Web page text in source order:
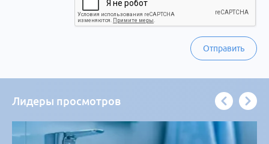
Отправить
Лидеры просмотров